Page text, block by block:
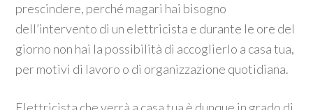
prescindere, perché magari hai bisogno
dell’intervento di un elettricista e durante le ore del
giorno non hai la possibilità di accoglierlo a casa tua,
per motivi di lavoro o di organizzazione quotidiana.